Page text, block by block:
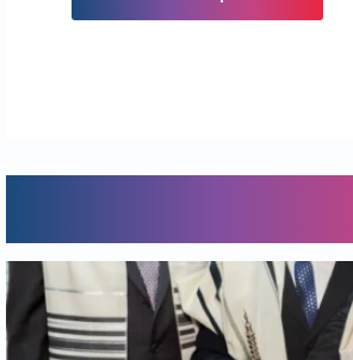
האישי עמדו לצידה של ערפה.
התיישבה היטב עם הכלל הטבעי
זו ביטאה את דרך "הבינוניות",
והמתבקש. ערפה לא היתה מסוגלת
ההקרבה העצמית.